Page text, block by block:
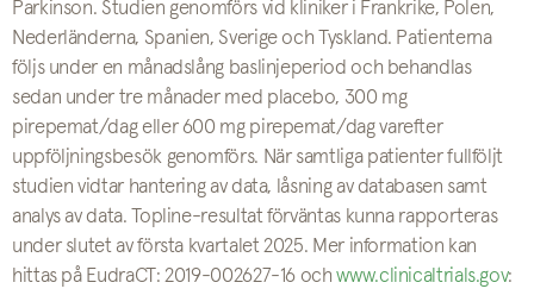
Parkinson. Studien genomförs vid kliniker i Frankrike, Polen,
Nederländerna, Spanien, Sverige och Tyskland. Patienterna
följs under en månadslång baslinjeperiod och behandlas
sedan under tre månader med placebo, 300 mg
pirepemat/dag eller 600 mg pirepemat/dag varefter
uppföljningsbesök genomförs. När samtliga patienter fullföljt
studien vidtar hantering av data, låsning av databasen samt
analys av data. Topline-resultat förväntas kunna rapporteras
under slutet av första kvartalet 2025. Mer information kan
hittas på EudraCT: 2019-002627-16 ochwww.clinicaltrials.gov: